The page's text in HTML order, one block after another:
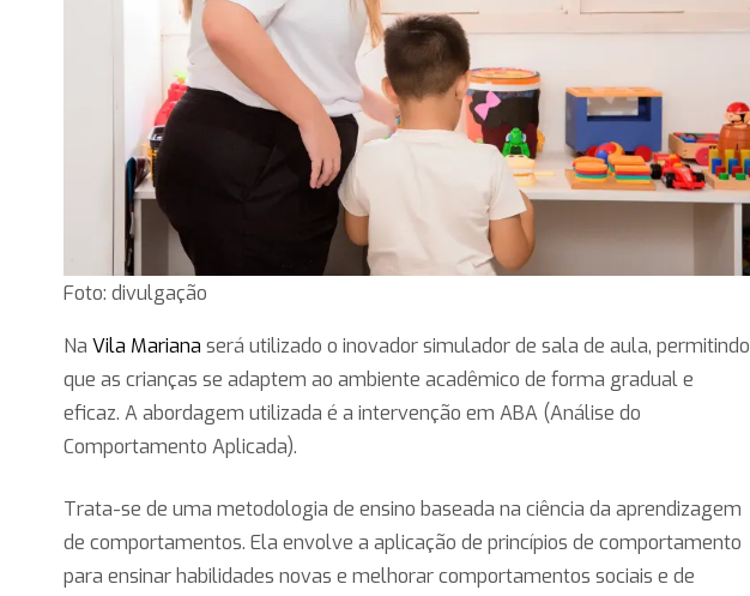
Foto: divulgação
NaVila Mariana será utilizado o inovador simulador de sala de aula, permitindo
que as crianças se adaptem ao ambiente acadêmico de forma gradual e
eficaz. A abordagem utilizada é a intervenção em ABA (Análise do
Comportamento Aplicada).
Trata-se de uma metodologia de ensino baseada na ciência da aprendizagem
de comportamentos. Ela envolve a aplicação de princípios de comportamento
para ensinar habilidades novas e melhorar comportamentos sociais e de